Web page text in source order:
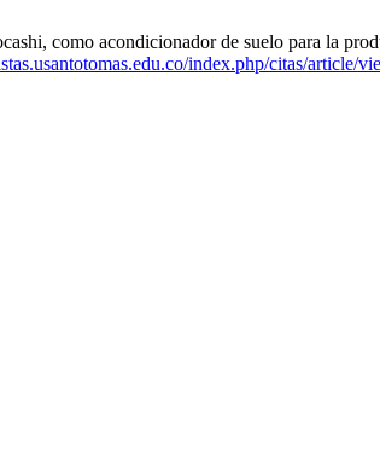
como acondicionador de suelo para la
index.php/citas/article/